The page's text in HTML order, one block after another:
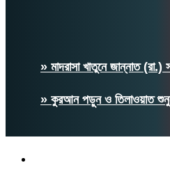
» মাদরাসা খাতুনে জান্নাত
» কুরআন পড়ুন ও তিলাওয়াত